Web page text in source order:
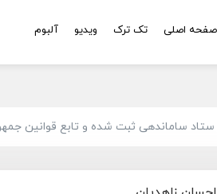
صفحه اصلی تک ترک ویدیو آلبوم
ساماندهی ثبت شده و تابع قوانین